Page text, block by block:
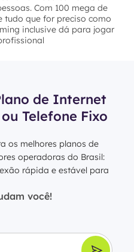
Com 100 mega de
tudo que for preciso como
inclusive dá para jogar
de Internet
Telefone Fixo
os melhores planos de
operadoras do Brasil:
rápida e estável para
você!